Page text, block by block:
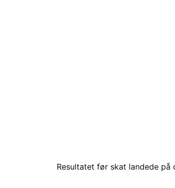
Resultatet før skat landede på